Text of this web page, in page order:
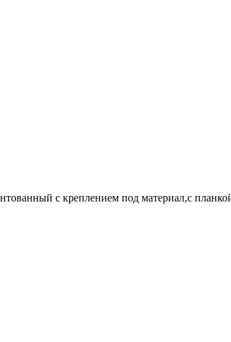
с креплением под материал,с